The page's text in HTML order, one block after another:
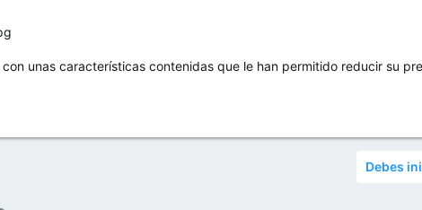
unas características contenidas que le han permitido reducir su
Debes